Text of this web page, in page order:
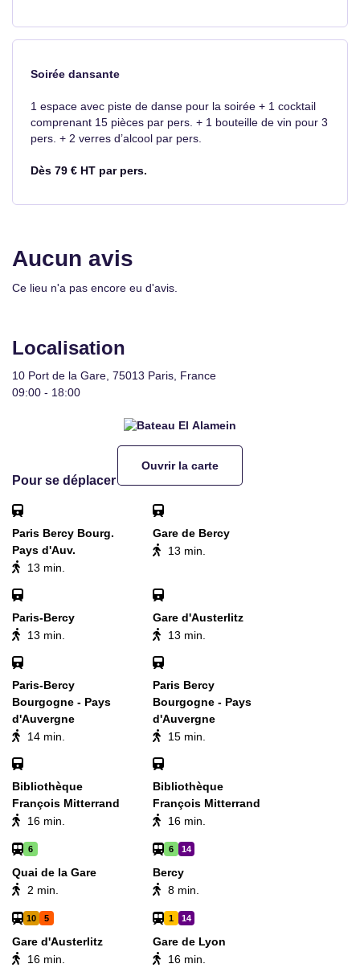
Soirée dansante
1 espace avec piste de danse pour la soirée + 1 cocktail
comprenant 15 pièces par pers. + 1 bouteille de vin pour 3
pers. + 2 verres d’alcool par pers.
Dès 79 € HT par pers.
Aucun avis
Ce lieu n'a pas encore eu d'avis.
Localisation
10 Port de la Gare, 75013 Paris, France
09:00 - 18:00
Ouvrir la carte
Pour se déplacer
Paris Bercy Bourg.
Pays d'Auv.
13 min.
Gare de Bercy
13 min.
Paris-Bercy
13 min.
Gare d'Austerlitz
13 min.
Paris-Bercy
Bourgogne - Pays
d'Auvergne
14 min.
Paris Bercy
Bourgogne - Pays
d'Auvergne
15 min.
Bibliothèque
François Mitterrand
16 min.
Bibliothèque
François Mitterrand
16 min.
6
Quai de la Gare
2 min.
6 14
Bercy
8 min.
10 5
Gare d'Austerlitz
16 min.
1 14
Gare de Lyon
16 min.